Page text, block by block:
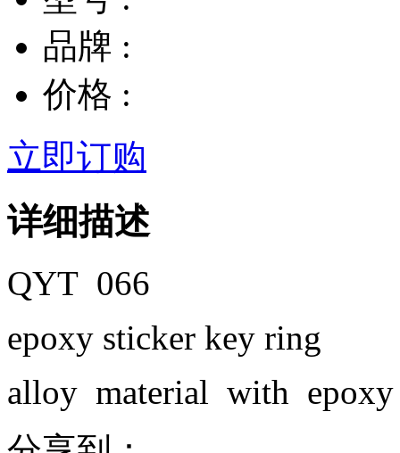
品牌 :
价格 :
立即订购
详细描述
QYT 066
epoxy sticker key ring
alloy material with